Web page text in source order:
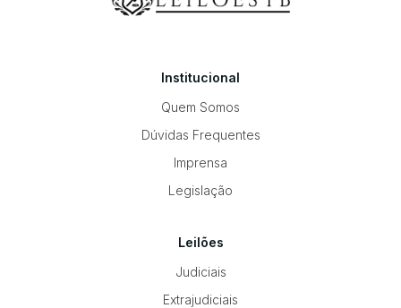
Institucional
Quem Somos
Dúvidas Frequentes
Imprensa
Legislação
Leilões
Judiciais
Extrajudiciais